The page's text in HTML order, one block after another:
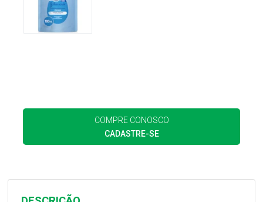
COMPRE CONOSCO
CADASTRE-SE